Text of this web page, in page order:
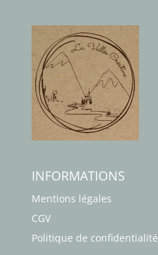
INFORMATIONS
Mentions légales
CGV
Politique de confidentialité